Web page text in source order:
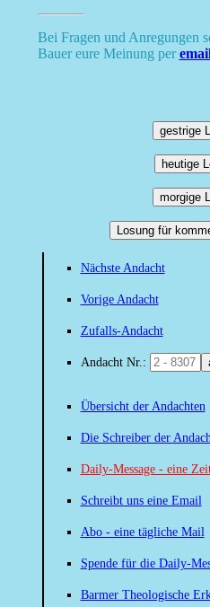
Bei Fragen und Anregungen
Bauer eure Meinung per
gestrige
heutige
morgige
Losung für
Nächste Andacht
Vorige Andacht
Zufalls-Andacht
Andacht Nr.:
Übersicht der Andachten
Die Schreiber der
Daily-Message - eine
Schreibt uns eine Email
Abo - eine tägliche Mail
Spende für die Daily-
Barmer Theologische